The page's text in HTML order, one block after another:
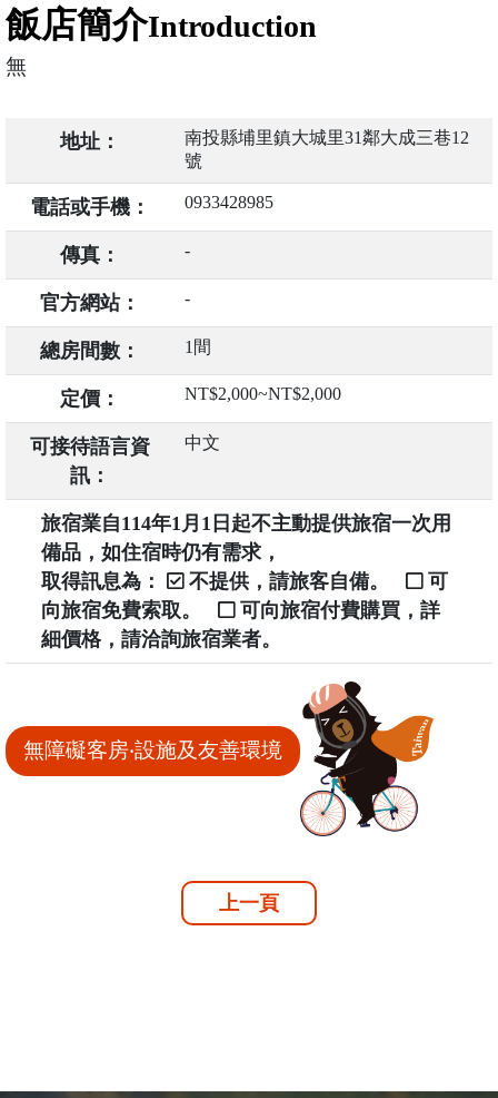
飯店簡介Introduction
無
地址：
南投縣埔里鎮大城里31鄰大成三巷12
號
電話或手機： 0933428985
傳真： -
官方網站： -
總房間數： 1間
定價： NT$2,000~NT$2,000
可接待語言資
訊：
中文
旅宿業自114年1月1日起不主動提供旅宿一次用
備品，如住宿時仍有需求，
取得訊息為：
不提供，請旅客自備。
可
向旅宿免費索取。
可向旅宿付費購買，詳
細價格，請洽詢旅宿業者。
無障礙客房‧設施及友善環境
上一頁